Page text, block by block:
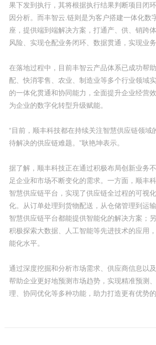
果下发到执行，其将根据执行结果判断项目闭
因分析。而丰智云.链则是为客户搭建一体化数
座，提供端到端解决方案，打通产、供、销跨
风险、实现仓配业务闭环、数据贯通，实现业务
在落地过程中，目前丰智云产品体系已成功帮
配、快消零售、农业、制造业等多个行业领域
的一体化贯通和协同能力，全面提升企业经营
为企业的数字化转型升级赋能。
“目前，顺丰科技都在持续关注智慧供应链领域
待解决的供应链难题。”耿艳坤表示。
据了解，顺丰科技正在通过积极布局创新业务
足企业和市场不断变化的需求。一方面，顺丰
智慧供应链平台，实现了供应链全过程的可视
化。从订单处理到货物配送，从仓储管理到运
智慧供应链平台都能提供智能化的解决方案；
积极探索大数据、人工智能等先进技术的应用
能化水平。
通过深度挖掘和分析市场需求、供应商信息以
帮助企业更好地预测市场趋势，实现精准预测
理、协同优化等多种功能，助力打造更有优势的